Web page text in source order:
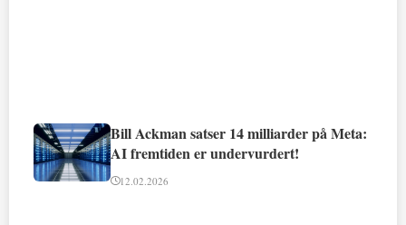
Bill Ackman satser 14 milliarder på Meta:
AI fremtiden er undervurdert!
12.02.2026